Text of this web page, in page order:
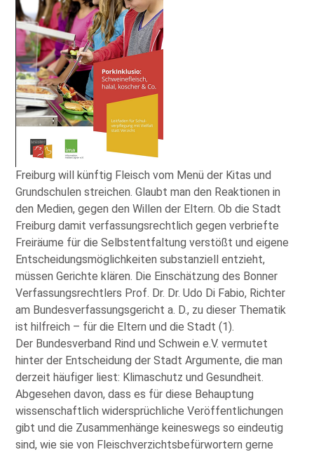
Freiburg will künftig Fleisch vom Menü der Kitas und
Grundschulen streichen. Glaubt man den Reaktionen in
den Medien, gegen den Willen der Eltern. Ob die Stadt
Freiburg damit verfassungsrechtlich gegen verbriefte
Freiräume für die Selbstentfaltung verstößt und eigene
Entscheidungsmöglichkeiten substanziell entzieht,
müssen Gerichte klären. Die Einschätzung des Bonner
Verfassungsrechtlers Prof. Dr. Dr. Udo Di Fabio, Richter
am Bundesverfassungsgericht a. D., zu dieser Thematik
ist hilfreich – für die Eltern und die Stadt (1).
Der Bundesverband Rind und Schwein e.V. vermutet
hinter der Entscheidung der Stadt Argumente, die man
derzeit häufiger liest: Klimaschutz und Gesundheit.
Abgesehen davon, dass es für diese Behauptung
wissenschaftlich widersprüchliche Veröffentlichungen
gibt und die Zusammenhänge keineswegs so eindeutig
sind, wie sie von Fleischverzichtsbefürwortern gerne